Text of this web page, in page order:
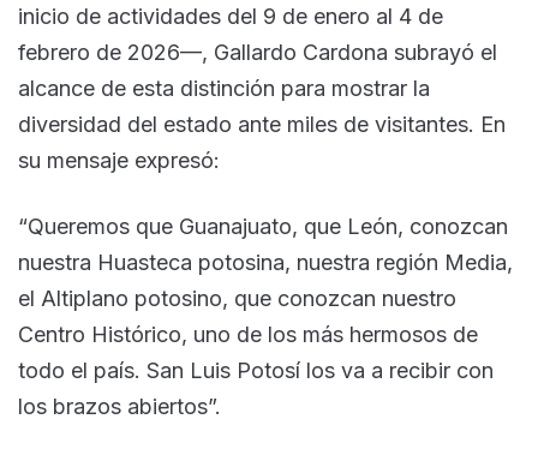
inicio de actividades del 9 de enero al 4 de
febrero de 2026—, Gallardo Cardona subrayó el
alcance de esta distinción para mostrar la
diversidad del estado ante miles de visitantes. En
su mensaje expresó:
“Queremos que Guanajuato, que León, conozcan
nuestra Huasteca potosina, nuestra región Media,
el Altiplano potosino, que conozcan nuestro
Centro Histórico, uno de los más hermosos de
todo el país. San Luis Potosí los va a recibir con
los brazos abiertos”.